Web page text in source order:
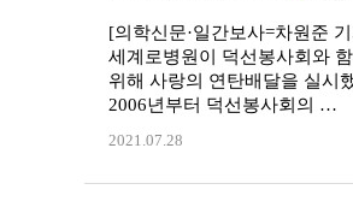
[의학신문·일간보사=차원준
세계로병원이 덕선봉사회와
위해 사랑의 연탄배달을 실시
2006년부터 덕선봉사회의 …
2021.07.28